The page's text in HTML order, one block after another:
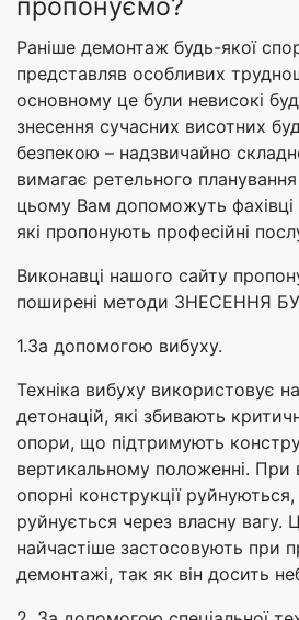
пропонуємо?
Раніше демонтаж будь-якої
представляв особливих
основному це були невисокі
знесення сучасних висотних
безпекою – надзвичайно
вимагає ретельного планування
цьому Вам допоможуть фахівці
які пропонують професійні
Виконавці нашого сайту
поширені методи ЗНЕСЕННЯ
1.За допомогою вибуху.
Техніка вибуху використовує
детонацій, які збивають
опори, що підтримують
вертикальному положенні. При
опорні конструкції руйнуються,
руйнується через власну вагу.
найчастіше застосовують при
демонтажі, так як він досить